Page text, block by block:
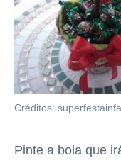
Créditos:
Pinte a bola que